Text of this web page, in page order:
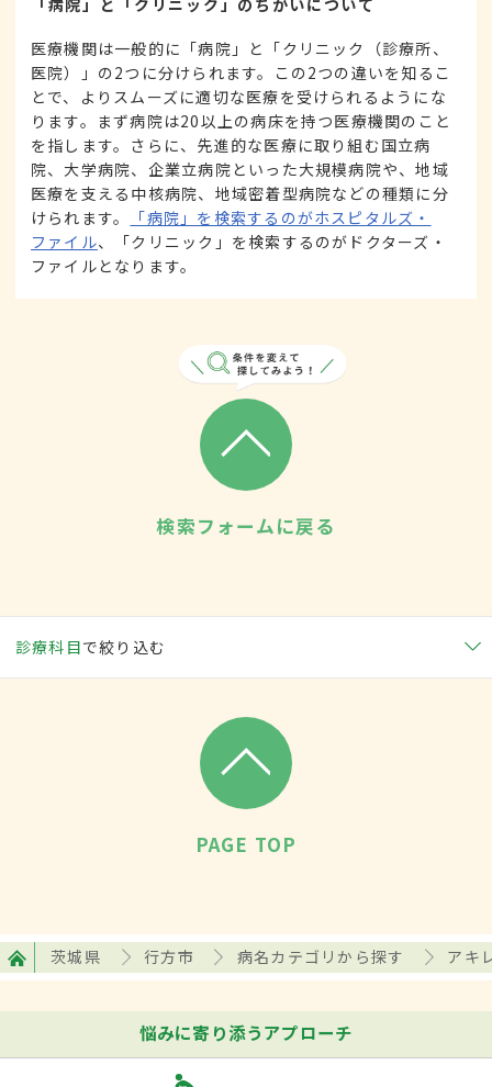
「病院」と「クリニック」のちがいについて
医療機関は一般的に「病院」と「クリニック（診療所、
医院）」の2つに分けられます。この2つの違いを知るこ
とで、よりスムーズに適切な医療を受けられるようにな
ります。まず病院は20以上の病床を持つ医療機関のこと
を指します。さらに、先進的な医療に取り組む国立病
院、大学病院、企業立病院といった大規模病院や、地域
医療を支える中核病院、地域密着型病院などの種類に分
けられます。
「病院」を検索するのがホスピタルズ・
ファイル、「クリニック」を検索するのがドクターズ・
ファイルとなります。
検索フォームに戻る
診療科目で絞り込む
PAGE TOP
茨城県 行方市 病名カテゴリから探す アキ
悩みに寄り添うアプローチ